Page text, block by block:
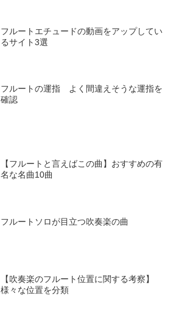
フルートエチュードの動画をアップしてい
るサイト3選
フルートの運指 よく間違えそうな運指を
確認
【フルートと言えばこの曲】おすすめの有
名な名曲10曲
フルートソロが目立つ吹奏楽の曲
【吹奏楽のフルート位置に関する考察】
様々な位置を分類